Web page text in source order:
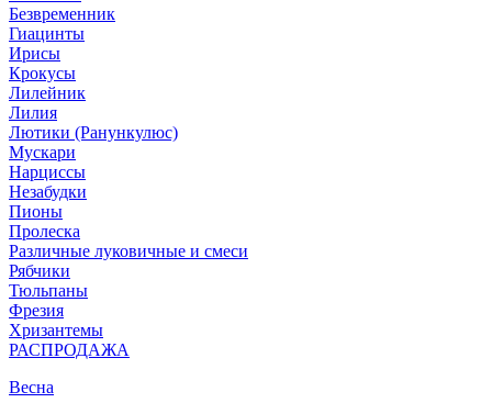
Безвременник
Гиацинты
Ирисы
Крокусы
Лилейник
Лилия
Лютики (Ранункулюс)
Мускари
Нарцисcы
Незабудки
Пионы
Пролеска
Различные луковичные и смеси
Рябчики
Тюльпаны
Фрезия
Хризантемы
РАСПРОДАЖА
Весна